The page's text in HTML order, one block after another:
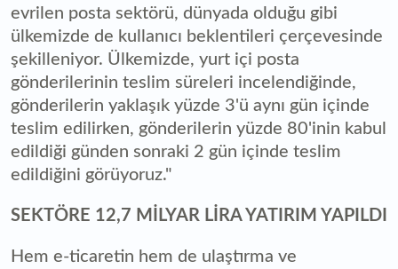
evrilen posta sektörü, dünyada olduğu gibi
ülkemizde de kullanıcı beklentileri çerçevesinde
şekilleniyor. Ülkemizde, yurt içi posta
gönderilerinin teslim süreleri incelendiğinde,
gönderilerin yaklaşık yüzde 3'ü aynı gün içinde
teslim edilirken, gönderilerin yüzde 80'inin kabul
edildiği günden sonraki 2 gün içinde teslim
edildiğini görüyoruz."
SEKTÖRE 12,7 MİLYAR LİRA YATIRIM YAPILDI
Hem e-ticaretin hem de ulaştırma ve